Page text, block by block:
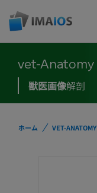
vet-Anatomy
獣医画像解剖
ホーム VET-ANATOMY